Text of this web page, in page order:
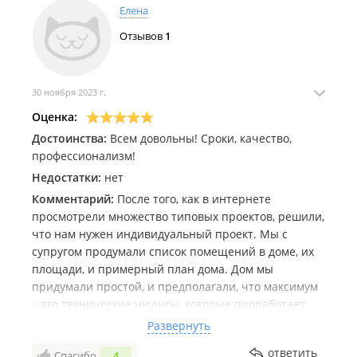
нет! В процессе стройки возникали некоторые
вопросы, но они сразу же решались, без проблем!
Дополнительно нам сделали по нашему запросу:
Строительство дома выполнено в срок, что тоже
с ней было общаться, и вообще каждая встреча в
офисе проходила в теплой обстановке, как будто
приехал домой:-)
Очень рады, что именно вы построили нам дом!
Спасибо вам большое!
Елена
Отзывов 1
30 ноября 2023 г.
Оценка:
Достоинства: Всем довольны! Сроки, качество,
профессионализм!
Недостатки: нет
Комментарий: После того, как в интернете
просмотрели множество типовых проектов, решили,
что нам нужен индивидуальный проект. Мы с
супругом продумали список помещений в доме, их
площади, и примерный план дома. Дом мы
придумали простой, и предполагали, что максимум
– это технические нюансы, которые проработает
архитектор. Но архитектор Арина – умница, она
предоставила нам еще 4 варианта расположения
Развернуть
ответить